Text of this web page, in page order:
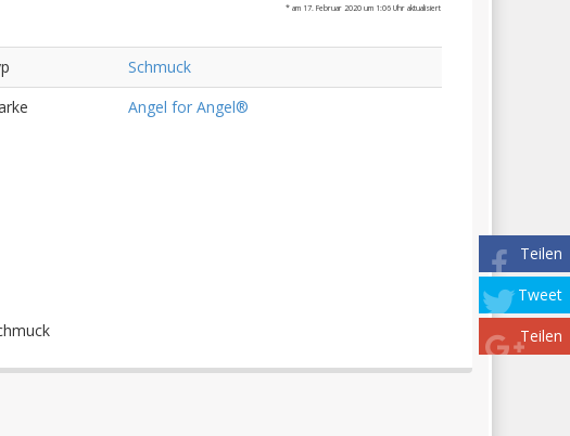
Teilen
Tweet
Teilen
* am 17. Februar 2020 um 1:06 Uhr aktualisiert
Schmuck
Angel for Angel®